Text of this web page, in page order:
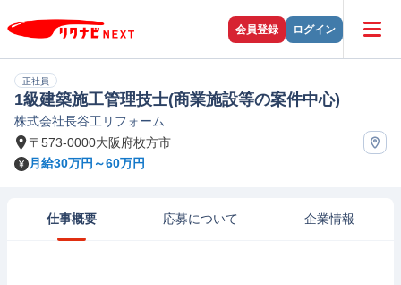
会員登録 ログイン
正社員
1級建築施工管理技士(商業施設等の案件中心)
株式会社長谷工リフォーム
〒573-0000大阪府枚方市
月給30万円～60万円
仕事概要 応募について 企業情報